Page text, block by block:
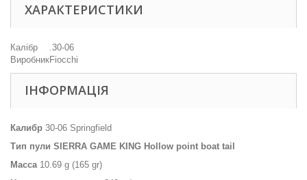
ХАРАКТЕРИСТИКИ
Калібр
.30-06
ВиробникFiocchi
ІНФОРМАЦІЯ
Калибр 30-06 Springfield
Тип пули SIERRA GAME KING Hollow point boat tail
Масса 10.69 g (165 gr)